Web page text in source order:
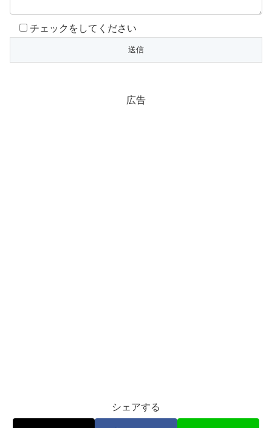
チェックをしてください
広告
シェアする